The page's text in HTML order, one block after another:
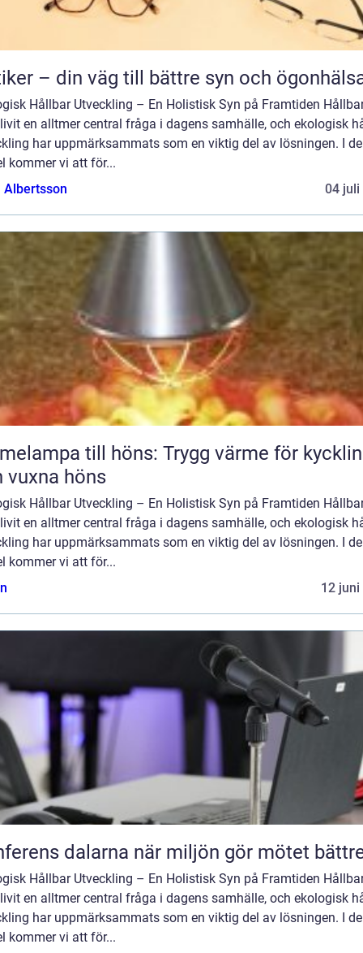
– din väg till bättre syn och
Hållbar Utveckling – En Holistisk Syn på Framtiden
en alltmer central fråga i dagens samhälle, och ekologisk
har uppmärksammats som en viktig del av lösningen. I
kommer vi att för...
Albertsson
04 juli
till höns: Trygg värme för
vuxna höns
Hållbar Utveckling – En Holistisk Syn på Framtiden
en alltmer central fråga i dagens samhälle, och ekologisk
har uppmärksammats som en viktig del av lösningen. I
kommer vi att för...
12 juni
Konferens dalarna när miljön gör mötet
Hållbar Utveckling – En Holistisk Syn på Framtiden
en alltmer central fråga i dagens samhälle, och ekologisk
har uppmärksammats som en viktig del av lösningen. I
kommer vi att för...